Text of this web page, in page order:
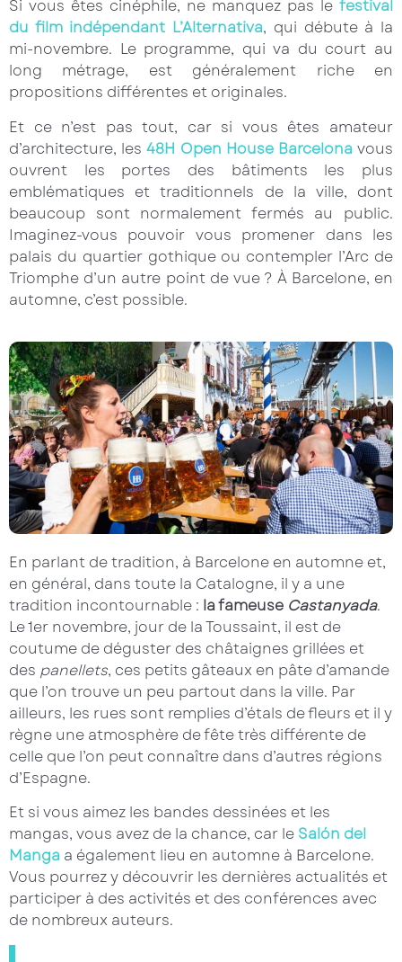
Si vous êtes cinéphile, ne manquez pas le festival
du film indépendant L’Alternativa, qui débute à la
mi-novembre. Le programme, qui va du court au
long métrage, est généralement riche en
propositions différentes et originales.
Et ce n’est pas tout, car si vous êtes amateur
d’architecture, les48H Open House Barcelonavous
ouvrent les portes des bâtiments les plus
emblématiques et traditionnels de la ville, dont
beaucoup sont normalement fermés au public.
Imaginez-vous pouvoir vous promener dans les
palais du quartier gothique ou contempler l’Arc de
Triomphe d’un autre point de vue ? À Barcelone, en
automne, c’est possible.
En parlant de tradition, à Barcelone en automne et,
en général, dans toute la Catalogne, il y a une
tradition incontournable : la fameuse Castanyada.
Le 1er novembre, jour de la Toussaint, il est de
coutume de déguster des châtaignes grillées et
des panellets, ces petits gâteaux en pâte d’amande
que l’on trouve un peu partout dans la ville. Par
ailleurs, les rues sont remplies d’étals de fleurs et il y
règne une atmosphère de fête très différente de
celle que l’on peut connaître dans d’autres régions
d’Espagne.
Et si vous aimez les bandes dessinées et les
mangas, vous avez de la chance, car le Salón del
Manga a également lieu en automne à Barcelone.
Vous pourrez y découvrir les dernières actualités et
participer à des activités et des conférences avec
de nombreux auteurs.